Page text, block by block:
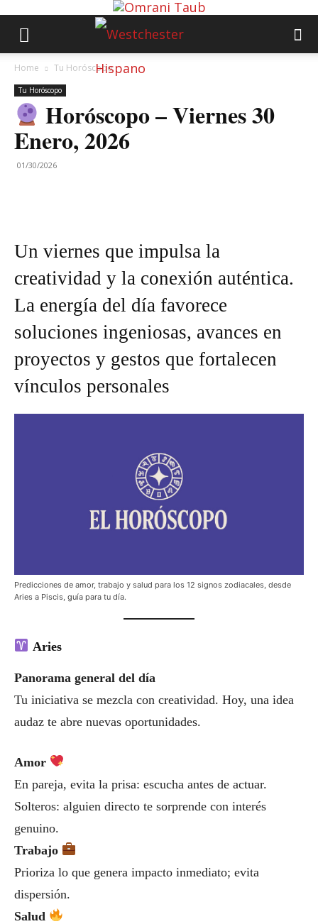
Home Tu Horóscopo
Tu Horóscopo
Horóscopo – Viernes 30
Enero, 2026
01/30/2026
Un viernes que impulsa la
creatividad y la conexión auténtica.
La energía del día favorece
soluciones ingeniosas, avances en
proyectos y gestos que fortalecen
vínculos personales
Predicciones de amor, trabajo y salud para los 12 signos zodiacales, desde
Aries a Piscis, guía para tu día.
Aries
Panorama general del día
Tu iniciativa se mezcla con creatividad. Hoy, una idea
audaz te abre nuevas oportunidades.
Amor
En pareja, evita la prisa: escucha antes de actuar.
Solteros: alguien directo te sorprende con interés
genuino.
Trabajo
Prioriza lo que genera impacto inmediato; evita
dispersión.
Salud